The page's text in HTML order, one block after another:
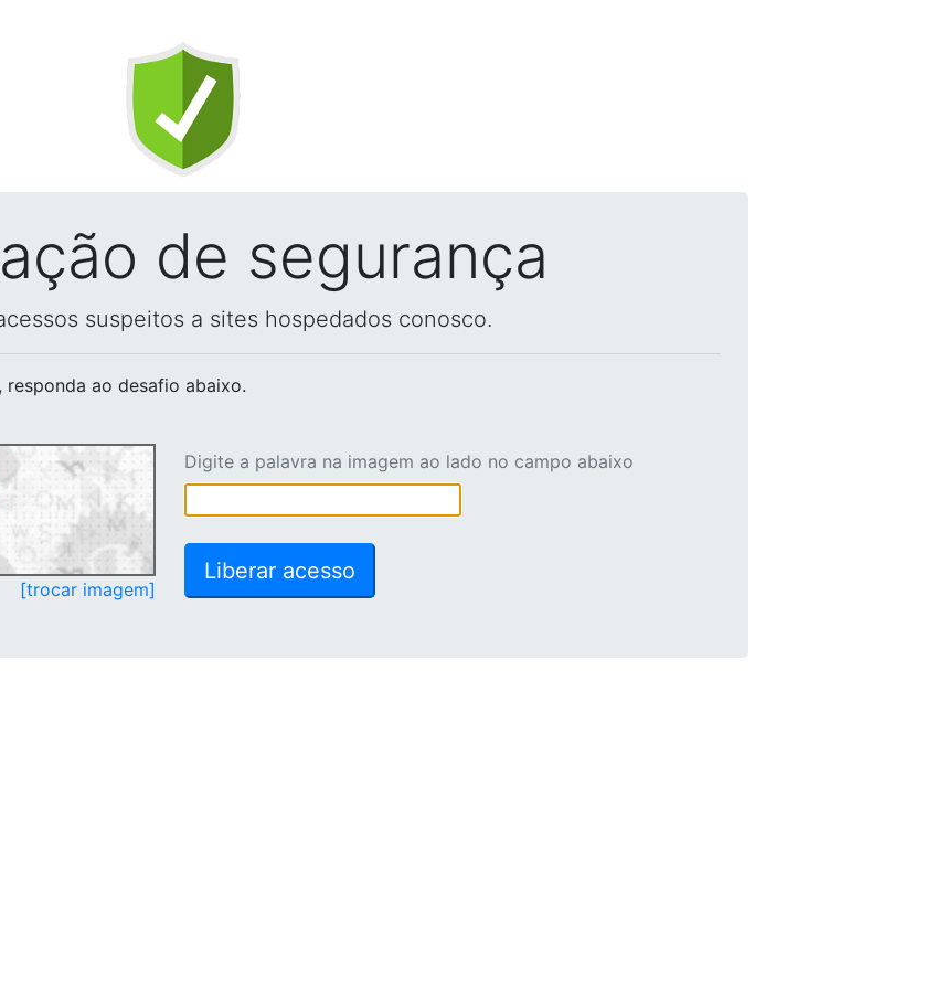
de segurança
suspeitos a sites hospedados conosco.
, responda ao desafio abaixo.
[trocar imagem]
Digite a palavra na imagem ao lado no campo abaixo